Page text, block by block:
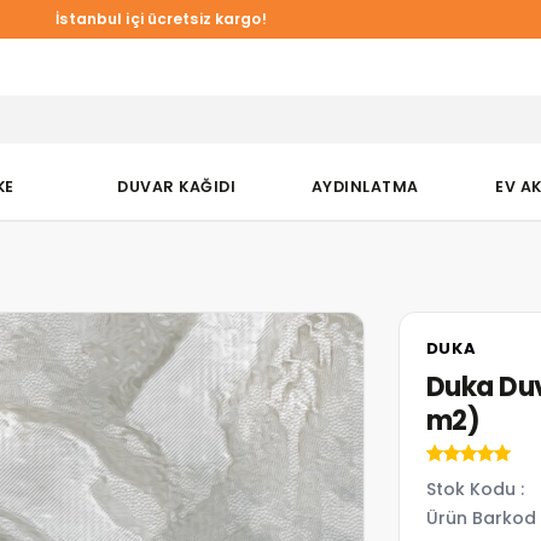
İstanbul içi ücretsiz kargo!
DUVAR KAĞIDI AYDINLATMA EV
DUKA
Duka
m2)
Stok Kodu
Ürün Barkod